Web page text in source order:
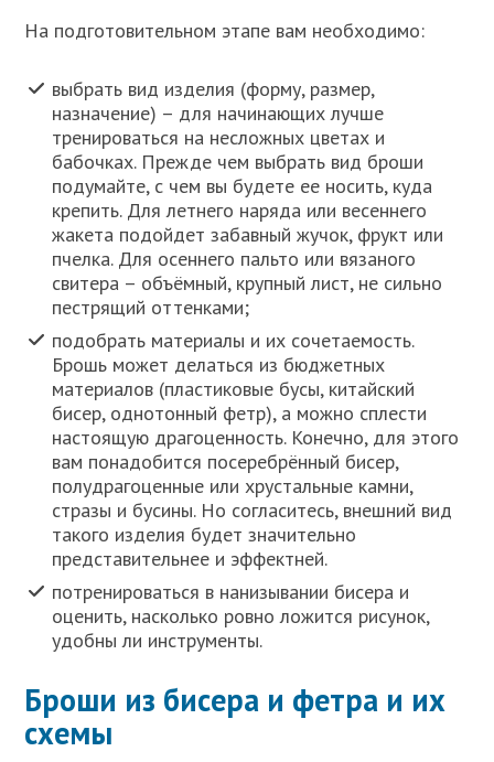
На подготовительном этапе вам необходимо:
выбрать вид изделия (форму, размер,
назначение) – для начинающих лучше
тренироваться на несложных цветах и
бабочках. Прежде чем выбрать вид броши
подумайте, с чем вы будете ее носить, куда
крепить. Для летнего наряда или весеннего
жакета подойдет забавный жучок, фрукт или
пчелка. Для осеннего пальто или вязаного
свитера – объёмный, крупный лист, не сильно
пестрящий оттенками;
подобрать материалы и их сочетаемость.
Брошь может делаться из бюджетных
материалов (пластиковые бусы, китайский
бисер, однотонный фетр), а можно сплести
настоящую драгоценность. Конечно, для этого
вам понадобится посеребрённый бисер,
полудрагоценные или хрустальные камни,
стразы и бусины. Но согласитесь, внешний вид
такого изделия будет значительно
представительнее и эффектней.
потренироваться в нанизывании бисера и
оценить, насколько ровно ложится рисунок,
удобны ли инструменты.
Броши из бисера и фетра и их
схемы